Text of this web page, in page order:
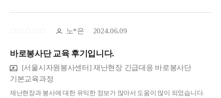
노*은 2024.06.09
바로봉사단 교육 후기입니다.
[서울시자원봉사센터] 재난현장 긴급대응 바로봉사단
기본교육과정
재난현장과 봉사에 대한 유익한 정보가 많아서 도움이 많이 되었습니다.